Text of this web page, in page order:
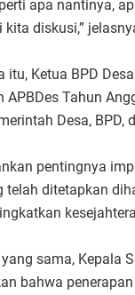
apa nantinya,
kita diskusi,”
itu, Ketua BPD
APBDes Tahun
Desa, BPD,
pentingnya
telah ditetapkan
sama, Kepala
bahwa